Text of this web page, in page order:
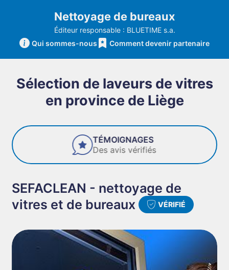
Nettoyage de bureaux
Éditeur responsable : BLUETIME s.a.
Qui sommes-nous
Comment devenir partenaire
Sélection de laveurs de vitres
en province de Liège
FIABILITÉ
Des entreprises de confiance
SEFACLEAN - nettoyage de
vitres et de bureaux
VÉRIFIÉ